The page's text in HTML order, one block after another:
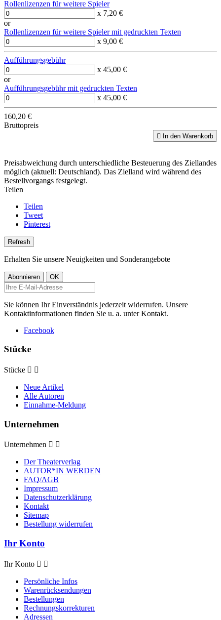
Rollenlizenzen für weitere Spieler
x 7,20 €
or
Rollenlizenzen für weitere Spieler mit gedruckten Texten
x 9,00 €
Aufführungsgebühr
x 45,00 €
or
Aufführungsgebühr mit gedruckten Texten
x 45,00 €
160,20 €
Bruttopreis
 In den Warenkorb
Preisabweichung durch unterschiedliche Besteuerung des Ziellandes
möglich (aktuell: Deutschland). Das Zielland wird während des
Bestellvorgangs festgelegt.
Teilen
Teilen
Tweet
Pinterest
Erhalten Sie unsere Neuigkeiten und Sonderangebote
Sie können Ihr Einverständnis jederzeit widerrufen. Unsere
Kontaktinformationen finden Sie u. a. unter Kontakt.
Facebook
Stücke
Stücke  
Neue Artikel
Alle Autoren
Einnahme-Meldung
Unternehmen
Unternehmen  
Der Theaterverlag
AUTOR*IN WERDEN
FAQ/AGB
Impressum
Datenschutzerklärung
Kontakt
Sitemap
Bestellung widerrufen
Ihr Konto
Ihr Konto  
Persönliche Infos
Warenrücksendungen
Bestellungen
Rechnungskorrekturen
Adressen